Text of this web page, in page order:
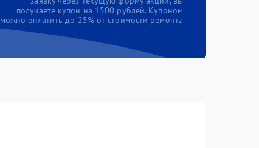
получаете купон на 1500 рублей. Купоном
можно оплатить до 25% от стоимости ремонта